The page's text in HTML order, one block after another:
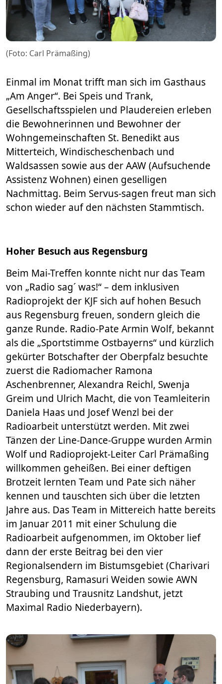
(Foto: Carl Prämaßing)
Einmal im Monat trifft man sich im Gasthaus
„Am Anger“. Bei Speis und Trank,
Gesellschaftsspielen und Plaudereien erleben
die Bewohnerinnen und Bewohner der
Wohngemeinschaften St. Benedikt aus
Mitterteich, Windischeschenbach und
Waldsassen sowie aus der AAW (Aufsuchende
Assistenz Wohnen) einen geselligen
Nachmittag. Beim Servus-sagen freut man sich
schon wieder auf den nächsten Stammtisch.
Hoher Besuch aus Regensburg
Beim Mai-Treffen konnte nicht nur das Team
von „Radio sag´ was!“ – dem inklusiven
Radioprojekt der KJF sich auf hohen Besuch
aus Regensburg freuen, sondern gleich die
ganze Runde. Radio-Pate Armin Wolf, bekannt
als die „Sportstimme Ostbayerns“ und kürzlich
gekürter Botschafter der Oberpfalz besuchte
zuerst die Radiomacher Ramona
Aschenbrenner, Alexandra Reichl, Swenja
Greim und Ulrich Macht, die von Teamleiterin
Daniela Haas und Josef Wenzl bei der
Radioarbeit unterstützt werden. Mit zwei
Tänzen der Line-Dance-Gruppe wurden Armin
Wolf und Radioprojekt-Leiter Carl Prämaßing
willkommen geheißen. Bei einer deftigen
Brotzeit lernten Team und Pate sich näher
kennen und tauschten sich über die letzten
Jahre aus. Das Team in Mittereich hatte bereits
im Januar 2011 mit einer Schulung die
Radioarbeit aufgenommen, im Oktober lief
dann der erste Beitrag bei den vier
Regionalsendern im Bistumsgebiet (Charivari
Regensburg, Ramasuri Weiden sowie AWN
Straubing und Trausnitz Landshut, jetzt
Maximal Radio Niederbayern).